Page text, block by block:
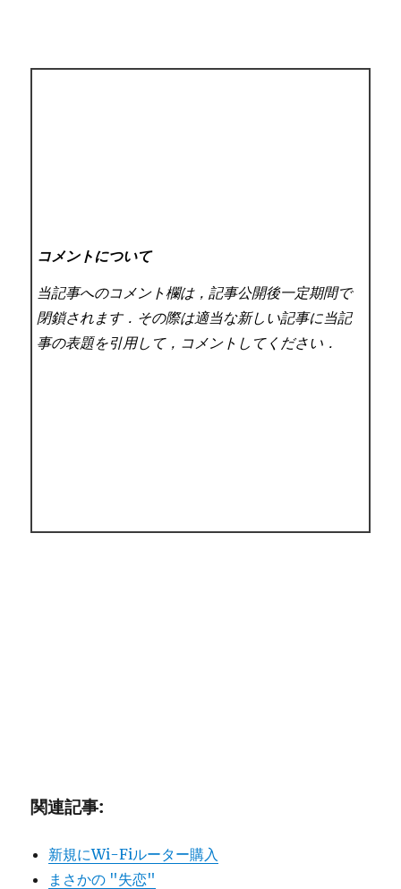
コメントについて
当記事へのコメント欄は，記事公開後一定期間で
閉鎖されます．その際は適当な新しい記事に当記
事の表題を引用して，コメントしてください．
関連記事:
新規にWi-Fiルーター購入
まさかの "失恋"